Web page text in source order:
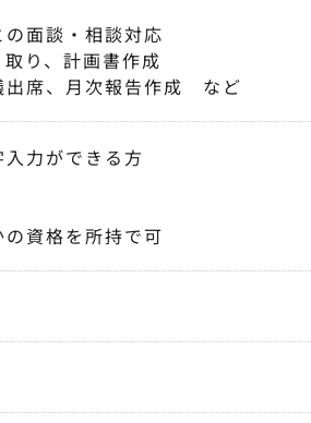
面談・相談対応
り、計画書作成
出席、月次報告作成 など
力ができる方
資格を所持で可